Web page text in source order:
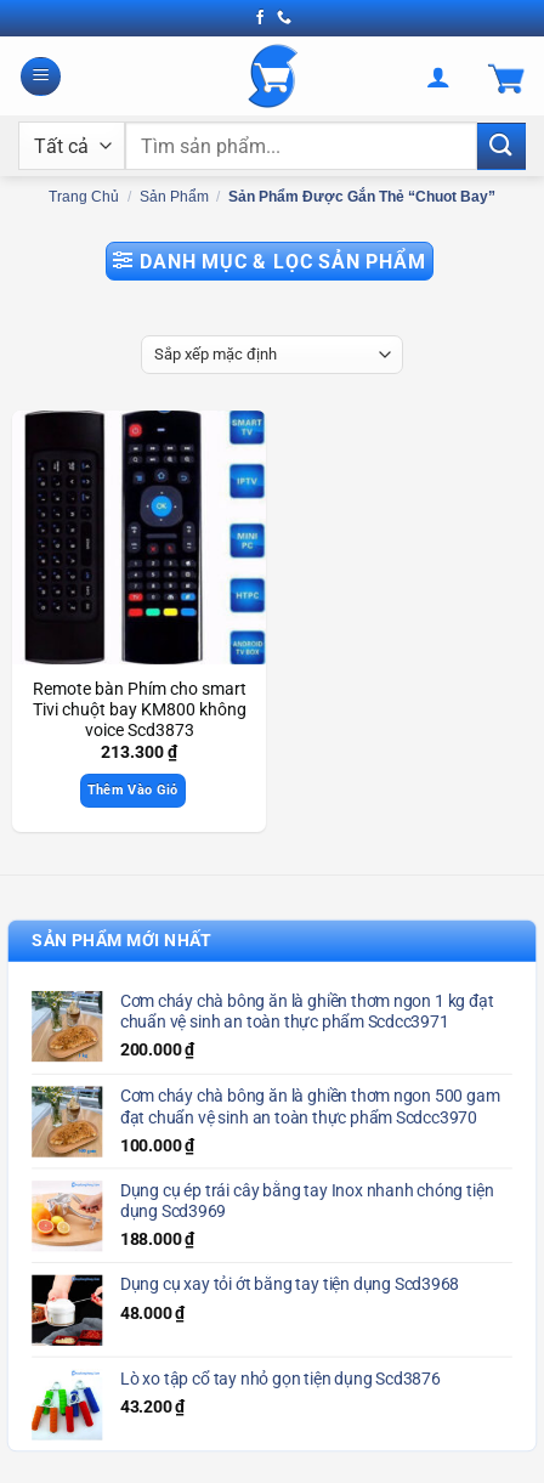
Bỏ
qua
nội
Tìm
Trang Chủ / Sản Phẩm / Sản Phẩm Được Gắn Thẻ “chuot Bay”
DANH MỤC & LỌC SẢN PHẨM
Remote bàn Phím cho smart
Tivi chuột bay KM800 không
voice Scd3873
213.300₫
Thêm Vào Giỏ
SẢN PHẨM MỚI NHẤT
Cơm cháy chà bông ăn là ghiền thơm ngon 1 kg đạt
chuẩn vệ sinh an toàn thực phẩm Scdcc3971
200.000₫
Cơm cháy chà bông ăn là ghiền thơm ngon 500 gam
đạt chuẩn vệ sinh an toàn thực phẩm Scdcc3970
100.000₫
Dụng cụ ép trái cây bằng tay Inox nhanh chóng tiện
dụng Scd3969
188.000₫
Dụng cụ xay tỏi ớt bằng tay tiện dụng Scd3968
48.000₫
Lò xo tập cổ tay nhỏ gọn tiện dụng Scd3876
43.200₫